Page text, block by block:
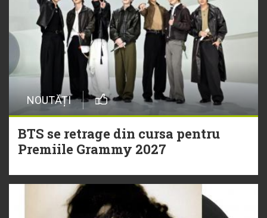
NOUTĂȚI
BTS se retrage din cursa pentru
Premiile Grammy 2027